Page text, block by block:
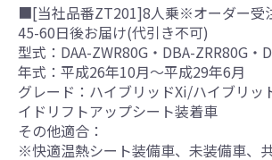
■[当社品番ZT201]8人乗※オーダー受
45-60日後お届け(代引き不可)
型式：DAA-ZWR80G・DBA-ZRR80G・
年式：平成26年10月～平成29年6月
グレード：ハイブリッドXi/ハイブリ
イドリフトアップシート装着車
その他適合：
※快適温熱シート装備車、未装備車、共